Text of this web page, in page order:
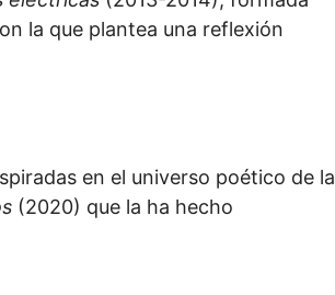
la que plantea una reflexión
en el universo poético de la
(2020) que la ha hecho